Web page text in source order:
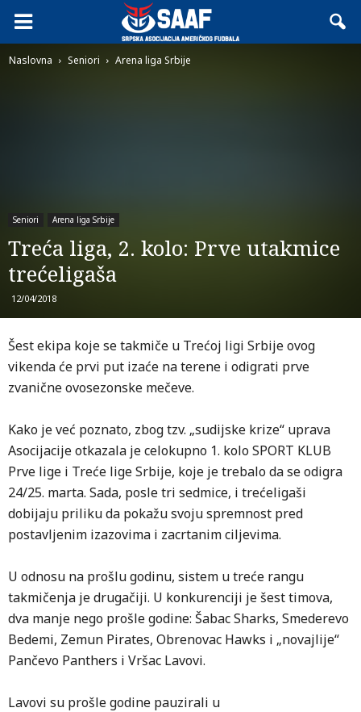
Naslovna Seniori Arena liga Srbije
Seniori Arena liga Srbije
Treća liga, 2. kolo: Prve utakmice
trećeligaša
12/04/2018
Šest ekipa koje se takmiče u Trećoj ligi Srbije ovog
vikenda će prvi put izaće na terene i odigrati prve
zvanične ovosezonske mečeve.
Kako je već poznato, zbog tzv. „sudijske krize“ uprava
Asocijacije otkazala je celokupno 1. kolo SPORT KLUB
Prve lige i Treće lige Srbije, koje je trebalo da se odigra
24/25. marta. Sada, posle tri sedmice, i trećeligaši
dobijaju priliku da pokažu svoju spremnost pred
postavljenim izazovima i zacrtanim ciljevima.
U odnosu na prošlu godinu, sistem u treće rangu
takmičenja je drugačiji. U konkurenciji je šest timova,
dva manje nego prošle godine: Šabac Sharks, Smederevo
Bedemi, Zemun Pirates, Obrenovac Hawks i „novajlije“
Pančevo Panthers i Vršac Lavovi.
Lavovi su prošle godine pauzirali u